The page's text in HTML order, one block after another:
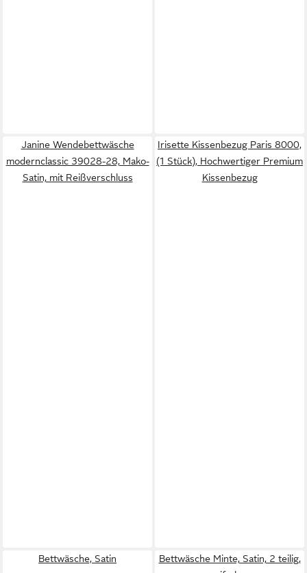
Janine Wendebettwäsche
modernclassic 39028-28, Mako-
Satin, mit Reißverschluss
Irisette Kissenbezug Paris 8000,
(1 Stück), Hochwertiger Premium
Kissenbezug
Bettwäsche, Satin
Bettwäsche Minte, Satin, 2 teilig,